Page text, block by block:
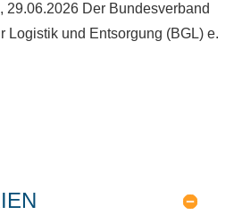
29.06.2026 Der Bundesverband
Logistik und Entsorgung (BGL) e.